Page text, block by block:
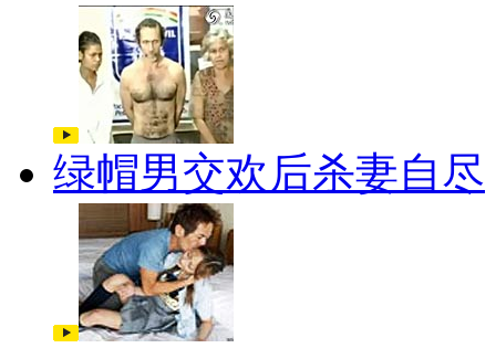
绿帽男交欢后杀妻自尽